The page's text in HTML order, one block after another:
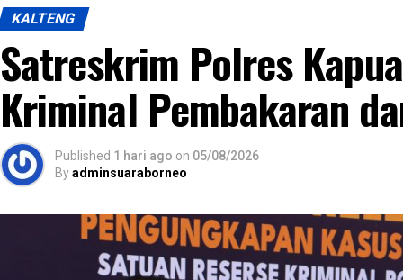
seluruh pihak mulai dari pemerintah daerah
kesehatan kader Posyandu hingga masyarakat.
“Oleh karena itu sinergi lintas sektor menjadi kunci
sosial dapat dideteksi sejak dini serta ditangani
Kapuas juga memperkuat koordinasi.
“Dalam hal ini dengan pemerintah kecamatan
KALTENG
Satreskrim Polres
Kriminal Pembakaran
Published 1 hari ago on 05/08/2026
Byadminsuaraborneo